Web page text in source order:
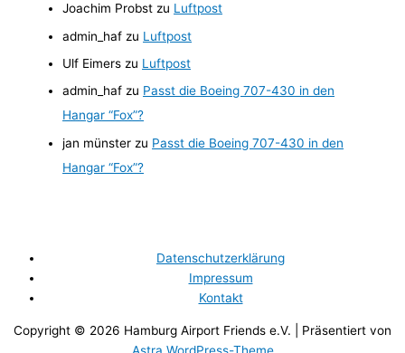
Joachim Probst zu Luftpost
admin_haf zu Luftpost
Ulf Eimers zu Luftpost
admin_haf zu Passt die Boeing 707-430 in den
Hangar “Fox”?
jan münster zu Passt die Boeing 707-430 in den
Hangar “Fox”?
Datenschutzerklärung
Impressum
Kontakt
Copyright © 2026 Hamburg Airport Friends e.V. | Präsentiert von
Astra WordPress-Theme